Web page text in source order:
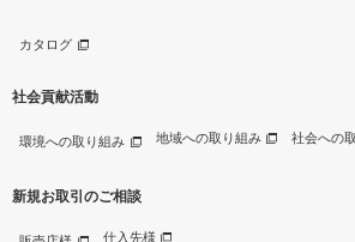
カタログ
社会貢献活動
環境への取り組み 地域への取り組み 社会への
新規お取引のご相談
仕入先様